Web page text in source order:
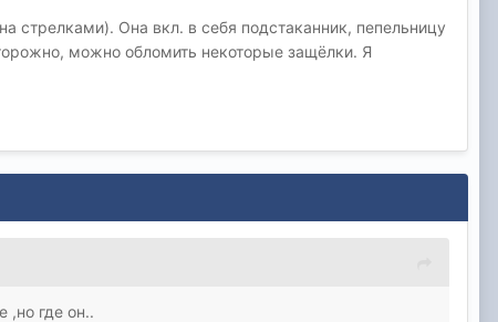
стрелками). Она вкл. в себя подстаканник, пепельницу
можно обломить некоторые защёлки. Я
,но где он..